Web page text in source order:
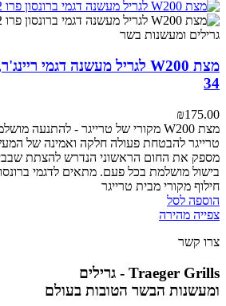
34
₪175.00
מצת W200 מקורי של טרייגר - להתנעה מושלמת!
טרייגר להבטחת פעולה חלקה ואמינה של
מספק את החום הראשוני הנדרש להצתת
בישול מושלמת בכל פעם. מתאים לדגמי ברונסון, פרו
חילוף מקורי מבית טרייגר
הוספה לסל
צפייה מהירה
צרו קשר
Traeger Grills - גרילים
ומעשנות הבשר הטובות בעולם